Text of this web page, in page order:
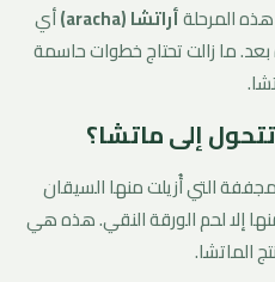
المرحلةأراتشا (aracha)
أي
ما زالت تحتاج خطوات حاسمة
إلى ماتشا؟
التي أُزيلت منها السيقان
إلا لحم الورقة النقي. هذه هي
الماتشا.